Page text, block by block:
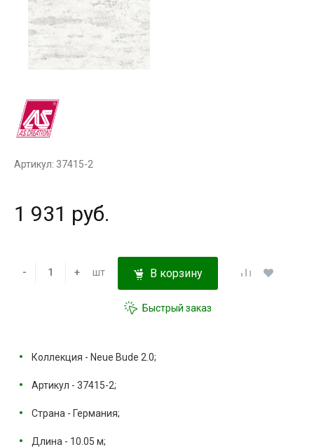
Артикул: 37415-2
1 931 руб.
- + шт В корзину
Быстрый заказ
Коллекция - Neue Bude 2.0;
Артикул - 37415-2;
Страна - Германия;
Длина - 10.05 м;